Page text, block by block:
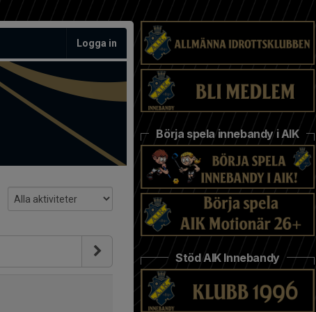
Logga in
Börja spela innebandy i AIK
Stöd AIK Innebandy